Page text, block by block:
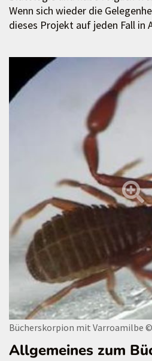
Wenn sich wieder die
dieses Projekt auf jeden Fall in
Bücherskorpion mit Varroamilbe
Allgemeines zum